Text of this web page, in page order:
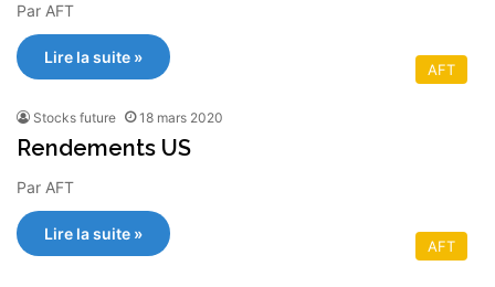
Par AFT
Lire la suite »
AFT
Stocks future 18 mars 2020
Rendements US
Par AFT
Lire la suite »
AFT